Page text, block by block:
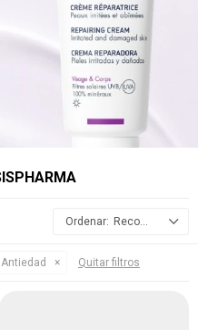
Recomendados
Antiedad Quitar filtros